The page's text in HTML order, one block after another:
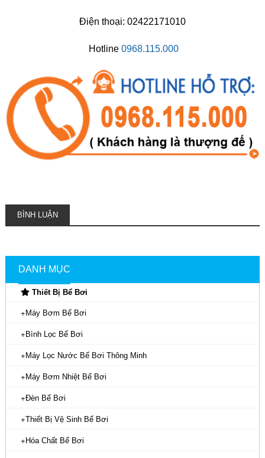
Điện thoại: 02422171010
Hotline 0968.115.000
BÌNH LUẬN
DANH MỤC
Thiết Bị Bể Bơi
Máy Bơm Bể Bơi
Bình Lọc Bể Bơi
Máy Lọc Nước Bể Bơi Thông Minh
Máy Bơm Nhiệt Bể Bơi
Đèn Bể Bơi
Thiết Bị Vệ Sinh Bể Bơi
Hóa Chất Bể Bơi